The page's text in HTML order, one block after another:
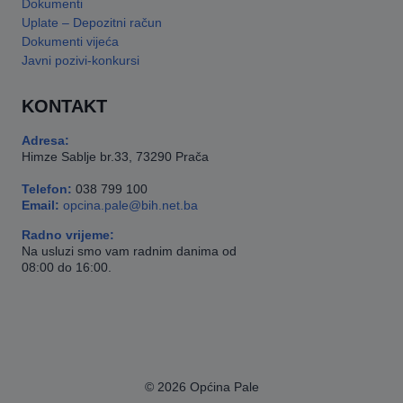
Dokumenti
Uplate – Depozitni račun
Dokumenti vijeća
Javni pozivi-konkursi
KONTAKT
Adresa:
Himze Sablje br.33, 73290 Prača
Telefon: 038 799 100
Email: opcina.pale@bih.net.ba
Radno vrijeme:
Na usluzi smo vam radnim danima od
08:00 do 16:00.
© 2026 Općina Pale